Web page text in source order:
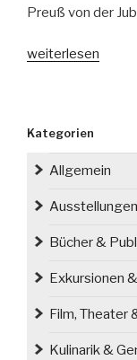
Preuß von der
„40
für
schlesische
in
Württemberg“
weiterlesen
Kategorien
Allgemein
Ausstellungen
Bücher &
Exkursionen
Film, Theater
Kulinarik &